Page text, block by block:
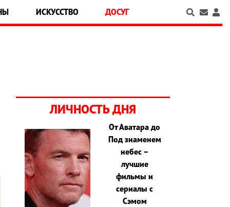
ИСКУССТВО ДОСУГ
ЛИЧНОСТЬ ДНЯ
От Аватара до
Под знаменем
небес –
лучшие
фильмы и
сериалы с
Сэмом